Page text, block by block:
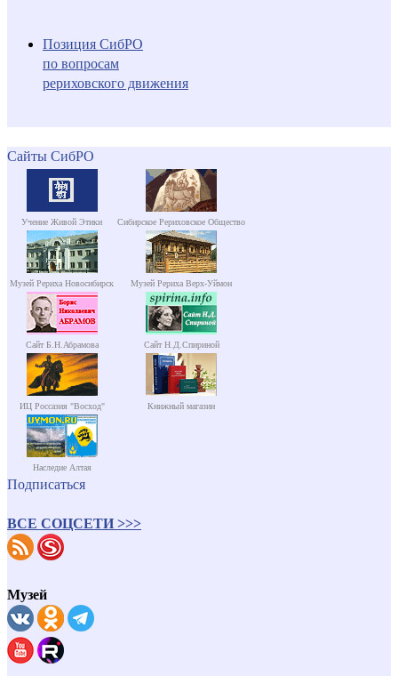
Позиция СибРО
по вопросам
рериховского движения
Сайты СибРО
Учение Живой Этики Сибирское Рериховское Общество
Музей Рериха Новосибирск Музей Рериха Верх-Уймон
Сайт Б.Н.Абрамова Сайт Н.Д.Спириной
ИЦ Россазия "Восход" Книжный магазин
Наследие Алтая
Подписаться
ВСЕ СОЦСЕТИ >>>
Музей